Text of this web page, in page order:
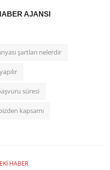
AJANSI
şartları nelerdir
süresi
kapsamı
HABER